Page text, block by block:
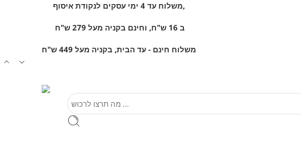
משלוח עד 4 ימי עסקים לנקודת איסוף,
ב 16 ש"ח, וחינם בקניה מעל 279 ש"ח
משלוח חינם - עד הבית, בקניה מעל 449 ש"ח